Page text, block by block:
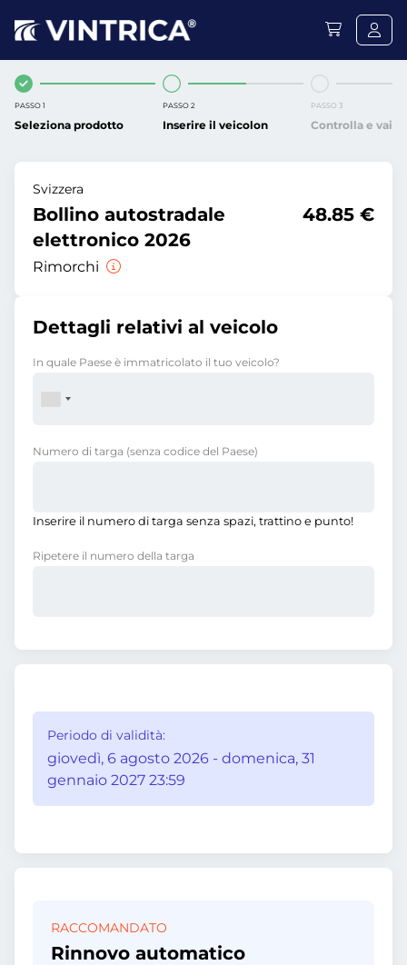
PASSO 1
Seleziona prodotto
PASSO 2
Inserire il veicolon
PASSO 3
Controlla e vai
Svizzera
Bollino autostradale
elettronico 2026
Rimorchi
48.85 €
Dettagli relativi al veicolo
In quale Paese è immatricolato il tuo veicolo?
Numero di targa (senza codice del Paese)
Inserire il numero di targa senza spazi, trattino e punto!
Ripetere il numero della targa
Periodo di validità:
giovedì, 6 agosto 2026 - domenica, 31
gennaio 2027 23:59
RACCOMANDATO
Rinnovo automatico